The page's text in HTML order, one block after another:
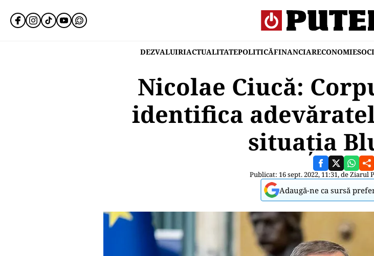
DEZVALUIRIACTUALITATEPOLITICĂFINANCIARECONOMIE
Nicolae Ciucă:
identifica
situaţia
Publicat: 16 sept. 2022, 11:31, deZiarul
Adaugă-ne ca sursă